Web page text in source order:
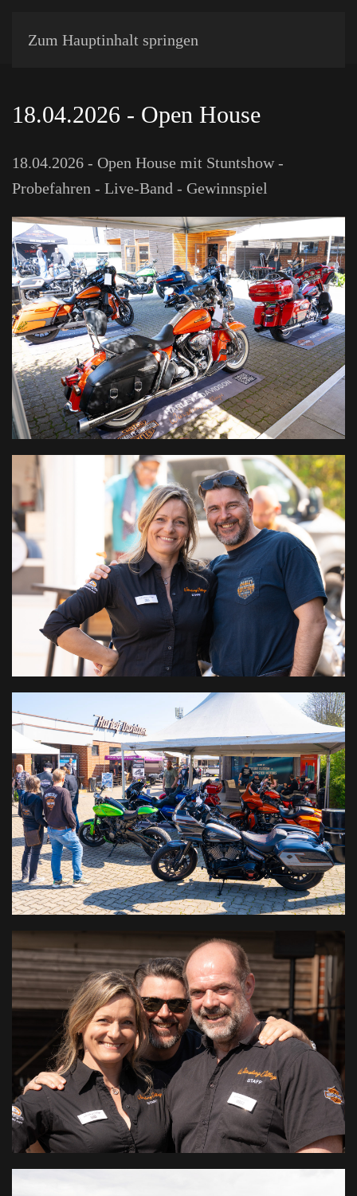
Zum Hauptinhalt springen
18.04.2026 - Open House
18.04.2026 - Open House mit Stuntshow -
Probefahren - Live-Band - Gewinnspiel